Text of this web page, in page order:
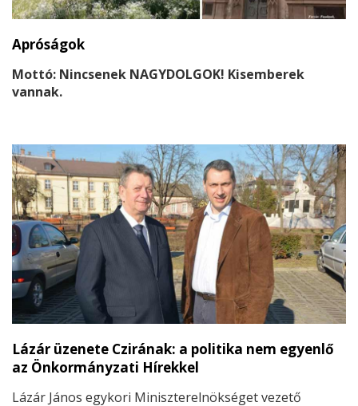
Apróságok
Mottó: Nincsenek NAGYDOLGOK! Kisemberek
vannak.
Lázár üzenete Czirának: a politika nem egyenlő
az Önkormányzati Hírekkel
Lázár János egykori Miniszterelnökséget vezető